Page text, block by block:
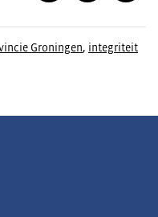
Groningen, integriteit